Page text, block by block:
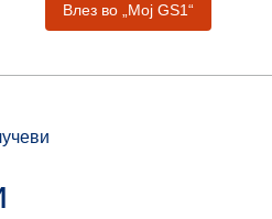
Влез во „Moj GS1“